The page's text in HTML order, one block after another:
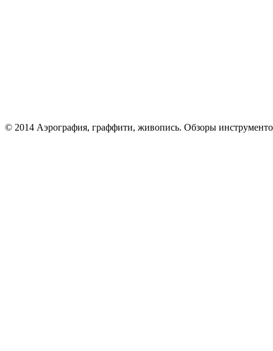
© 2014 Аэрография, граффити, живопись. Обзоры